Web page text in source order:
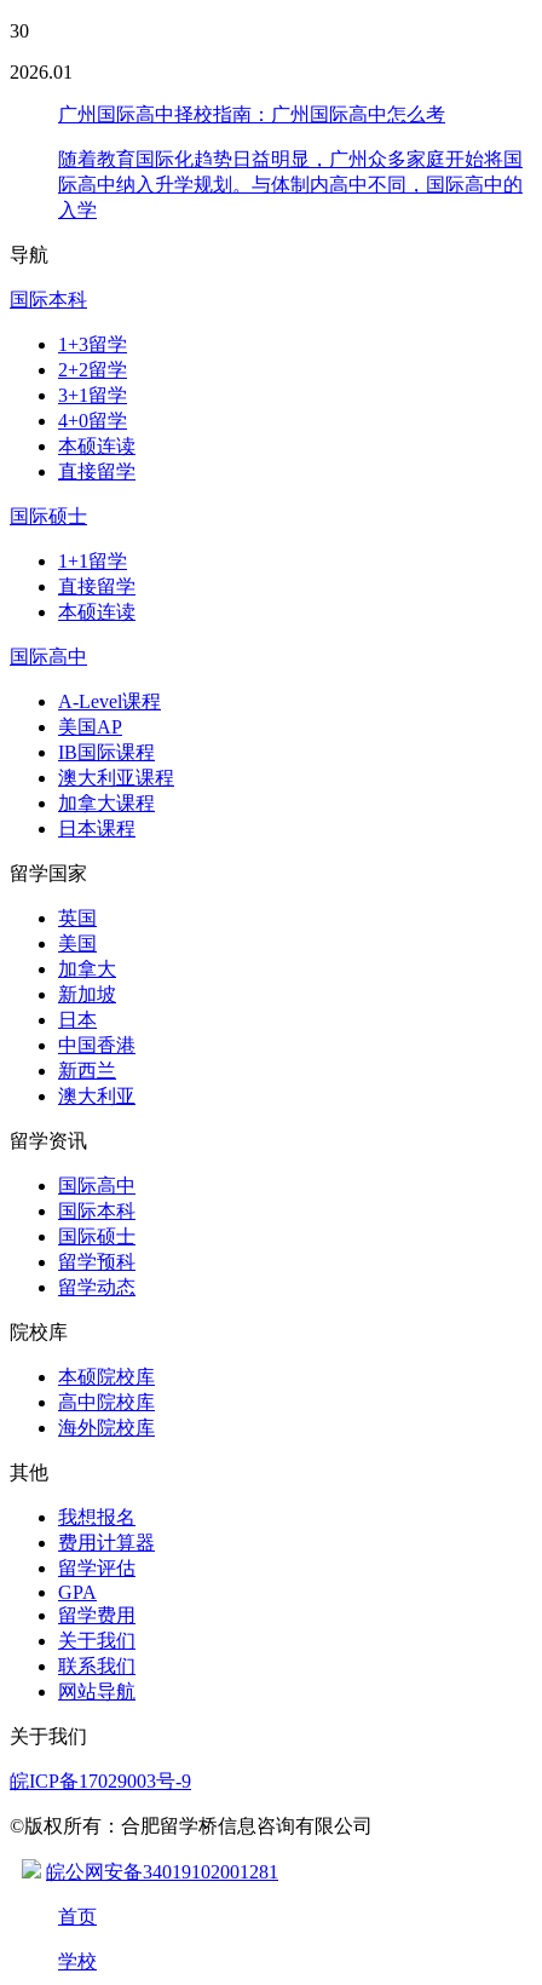
30
2026.01
广州国际高中择校指南：广州国际高中怎么考
随着教育国际化趋势日益明显，广州众多家庭开始将国
际高中纳入升学规划。与体制内高中不同，国际高中的
入学
导航
国际本科
1+3留学
2+2留学
3+1留学
4+0留学
本硕连读
直接留学
国际硕士
1+1留学
直接留学
本硕连读
国际高中
A-Level课程
美国AP
IB国际课程
澳大利亚课程
加拿大课程
日本课程
留学国家
英国
美国
加拿大
新加坡
日本
中国香港
新西兰
澳大利亚
留学资讯
国际高中
国际本科
国际硕士
留学预科
留学动态
院校库
本硕院校库
高中院校库
海外院校库
其他
我想报名
费用计算器
留学评估
GPA
留学费用
关于我们
联系我们
网站导航
关于我们
皖ICP备17029003号-9
©版权所有：合肥留学桥信息咨询有限公司
皖公网安备34019102001281
首页
学校